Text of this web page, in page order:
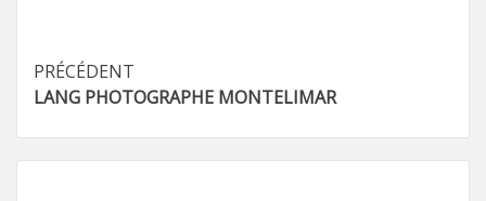
Navigation
d’article
PRÉCÉDENT
LANG PHOTOGRAPHE MONTELIMAR